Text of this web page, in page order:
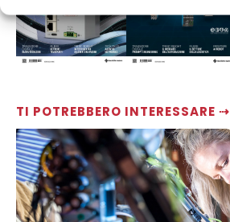
TI POTREBBERO INTERESSARE ⇢